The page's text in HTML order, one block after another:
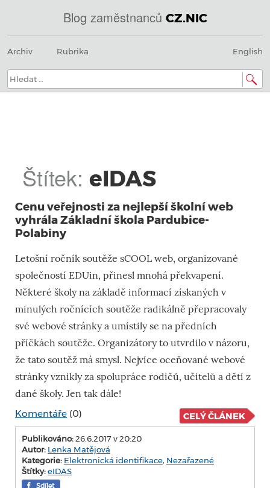
Blog zaměstnanců CZ.NIC
@
IN
SOA
nic.cz.
Menu
na
Archiv Rubrika English
Hledat:
Štítek: eIDAS
Cenu veřejnosti za nejlepší školní web
vyhrála Základní škola Pardubice-
Polabiny
Letošní ročník soutěže sCOOL web, organizované
společností EDUin, přinesl mnohá překvapení.
Některé školy na základě informací získaných v
minulých ročnících soutěže radikálně přepracovaly
své webové stránky a umístily se na předních
příčkách soutěže. Organizátory to utvrdilo v názoru,
že tato soutěž má smysl. Nejvíce oceňované webové
stránky vznikly za spolupráce rodičů, učitelů a dětí z
dané školy. Jen tak dále!
Komentáře (0) CELÝ ČLÁNEK
Publikováno:26.6.2017 v 20:20
Autor: Lenka Matějová
Kategorie: Elektronická identifikace, Nezařazené
Štítky:eIDAS
Sdílet